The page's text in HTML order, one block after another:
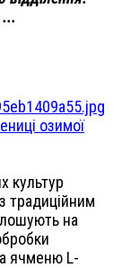
...
озимої
культур
традиційним
на
ячменю L-